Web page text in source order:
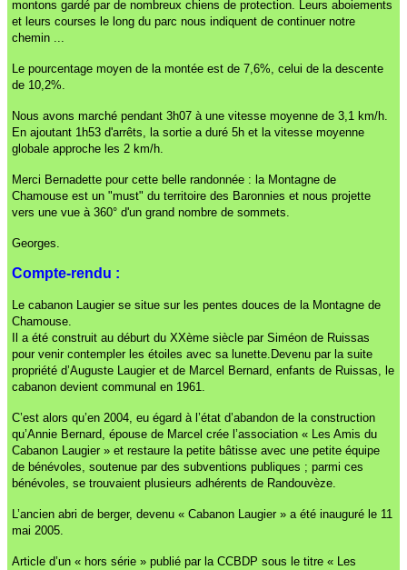
montons gardé par de nombreux chiens de protection. Leurs aboiements
et leurs courses le long du parc nous indiquent de continuer notre
chemin ...
Le pourcentage moyen de la montée est de 7,6%, celui de la descente
de 10,2%.
Nous avons marché pendant 3h07 à une vitesse moyenne de 3,1 km/h.
En ajoutant 1h53 d'arrêts, la sortie a duré 5h et la vitesse moyenne
globale approche les 2 km/h.
Merci Bernadette pour cette belle randonnée : la Montagne de
Chamouse est un "must" du territoire des Baronnies et nous projette
vers une vue à 360° d'un grand nombre de sommets.
Georges.
Compte-rendu :
Le cabanon Laugier se situe sur les pentes douces de la Montagne de
Chamouse.
Il a été construit au déburt du XXème siècle par Siméon de Ruissas
pour venir contempler les étoiles avec sa lunette.Devenu par la suite
propriété d’Auguste Laugier et de Marcel Bernard, enfants de Ruissas, le
cabanon devient communal en 1961.
C’est alors qu’en 2004, eu égard à l’état d’abandon de la construction
qu’Annie Bernard, épouse de Marcel crée l’association « Les Amis du
Cabanon Laugier » et restaure la petite bâtisse avec une petite équipe
de bénévoles, soutenue par des subventions publiques ; parmi ces
bénévoles, se trouvaient plusieurs adhérents de Randouvèze.
L’ancien abri de berger, devenu « Cabanon Laugier » a été inauguré le 11
mai 2005.
Article d’un « hors série » publié par la CCBDP sous le titre « Les